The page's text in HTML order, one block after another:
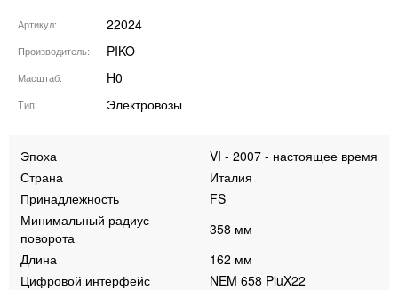
Артикул 22024
Производитель PIKO
Масштаб H0
Тип Электровозы
Эпоха
VI - 2007 - настоящее время
Страна
Италия
Принадлежность
FS
Минимальный радиус
поворота
358 мм
Длина
162 мм
Цифровой интерфейс
NEM 658 PluX22